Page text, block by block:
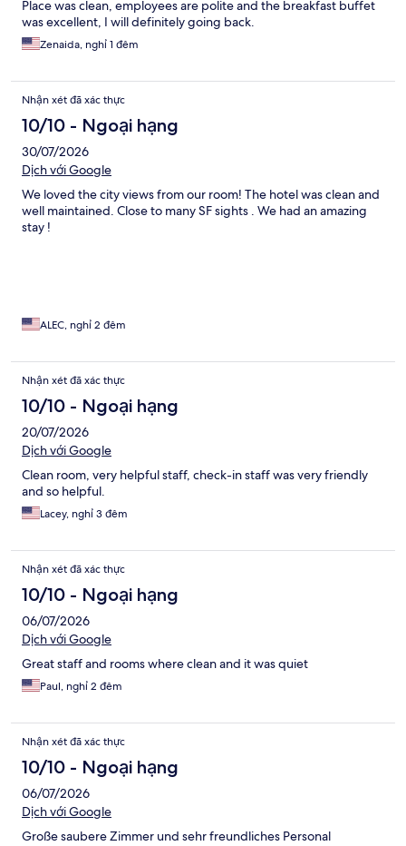
Place was clean, employees are polite and the breakfast buffet
was excellent, I will definitely going back.
Zenaida, nghỉ 1 đêm
Nhận xét đã xác thực
10/10 - Ngoại hạng
30/07/2026
Dịch với Google
We loved the city views from our room! The hotel was clean and
well maintained. Close to many SF sights . We had an amazing
stay !
ALEC, nghỉ 2 đêm
Nhận xét đã xác thực
10/10 - Ngoại hạng
20/07/2026
Dịch với Google
Clean room, very helpful staff, check-in staff was very friendly
and so helpful.
Lacey, nghỉ 3 đêm
Nhận xét đã xác thực
10/10 - Ngoại hạng
06/07/2026
Dịch với Google
Great staff and rooms where clean and it was quiet
Paul, nghỉ 2 đêm
Nhận xét đã xác thực
10/10 - Ngoại hạng
06/07/2026
Dịch với Google
Große saubere Zimmer und sehr freundliches Personal